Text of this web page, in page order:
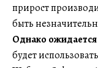
прирост
быть
Однако
будет